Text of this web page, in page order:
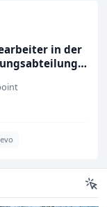
in der